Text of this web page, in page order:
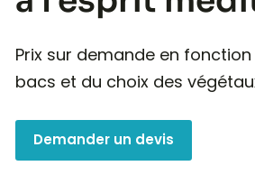
Prix sur demande en
bacs et du choix des
Demander un devis